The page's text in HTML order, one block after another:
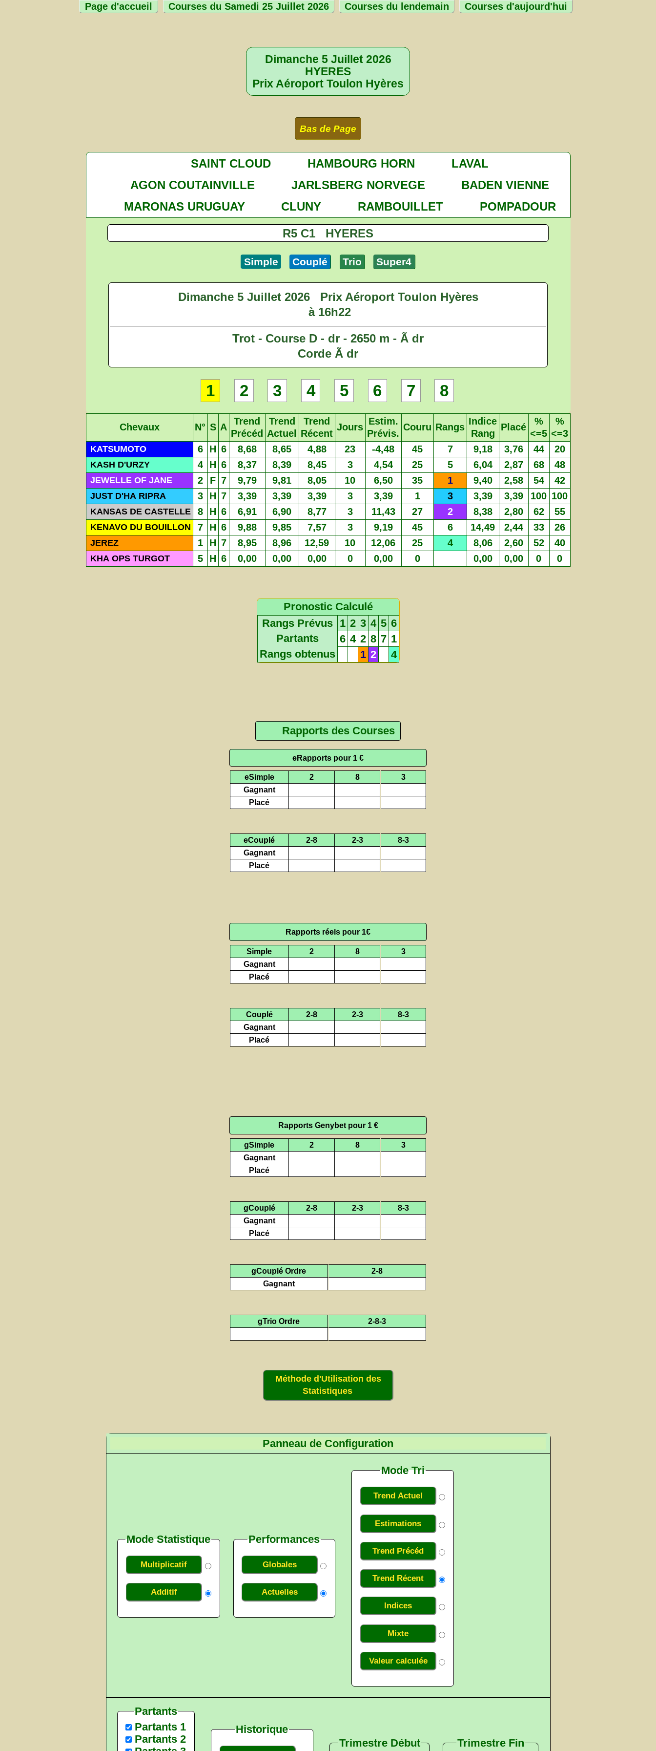
Page d'accueil Courses du Samedi 25 Juillet 2026 Courses du lendemain Courses d'aujourd'hui
Dimanche 5 Juillet 2026
HYERES
Prix Aéroport Toulon Hyères
Bas de Page
SAINT CLOUD HAMBOURG HORN
LAVAL
AGON COUTAINVILLE
JARLSBERG NORVEGE
BADEN VIENNE
MARONAS URUGUAY
CLUNY RAMBOUILLET POMPADOUR
R5 C1 HYERES
Simple Couplé Trio Super4
Dimanche 5 Juillet 2026
Prix Aéroport Toulon Hyères
à 16h22
Trot - Course D - dr - 2650 m - Ã dr
Corde Ã dr
1 2 3 4 5 6 7 8
Chevaux N° S A
Trend
Précéd
Trend
Actuel
Trend
Récent
Jours
Estim.
Prévis.
Couru Rangs
Indice
Rang
Placé
%
<=5
%
<=3
KATSUMOTO 6 H 6 8,68 8,65 4,88 23 -4,48 45 7 9,18 3,76 44 20
KASH D'URZY 4 H 6 8,37 8,39 8,45 3 4,54 25 5 6,04 2,87 68 48
JEWELLE OF JANE 2 F 7 9,79 9,81 8,05 10 6,50 35 1 9,40 2,58 54 42
JUST D'HA RIPRA 3 H 7 3,39 3,39 3,39 3 3,39 1 3 3,39 3,39 100 100
KANSAS DE CASTELLE 8 H 6 6,91 6,90 8,77 3 11,43 27 2 8,38 2,80 62 55
KENAVO DU BOUILLON 7 H 6 9,88 9,85 7,57 3 9,19 45 6 14,49 2,44 33 26
JEREZ 1 H 7 8,95 8,96 12,59 10 12,06 25 4 8,06 2,60 52 40
KHA OPS TURGOT 5 H 6 0,00 0,00 0,00 0 0,00 0 0,00 0,00 0 0
Pronostic Calculé
Rangs Prévus
1 2 3 4 5 6
Partants
6 4 2 8 7 1
Rangs obtenus
1 2 4
Rapports des Courses
eRapports pour 1 €
eSimple 2 8
3
Gagnant
Placé
eCouplé 2-8 2-3
8-3
Gagnant
Placé
Rapports réels pour 1€
Simple 2 8
3
Gagnant
Placé
Couplé 2-8 2-3
8-3
Gagnant
Placé
Rapports Genybet pour 1 €
gSimple 2 8
3
Gagnant
Placé
gCouplé 2-8 2-3
8-3
Gagnant
Placé
gCouplé Ordre
2-8
Gagnant
gTrio Ordre 2-8-3
Méthode d'Utilisation des
Statistiques
Panneau de Configuration
Mode Statistique
Multiplicatif
Additif
Performances
Globales
Actuelles
Mode Tri
Trend Actuel
Estimations
Trend Précéd
Trend Récent
Indices
Mixte
Valeur calculée
Partants
Partants 1
Partants 2
Historique
Trimestre Début Trimestre Fin